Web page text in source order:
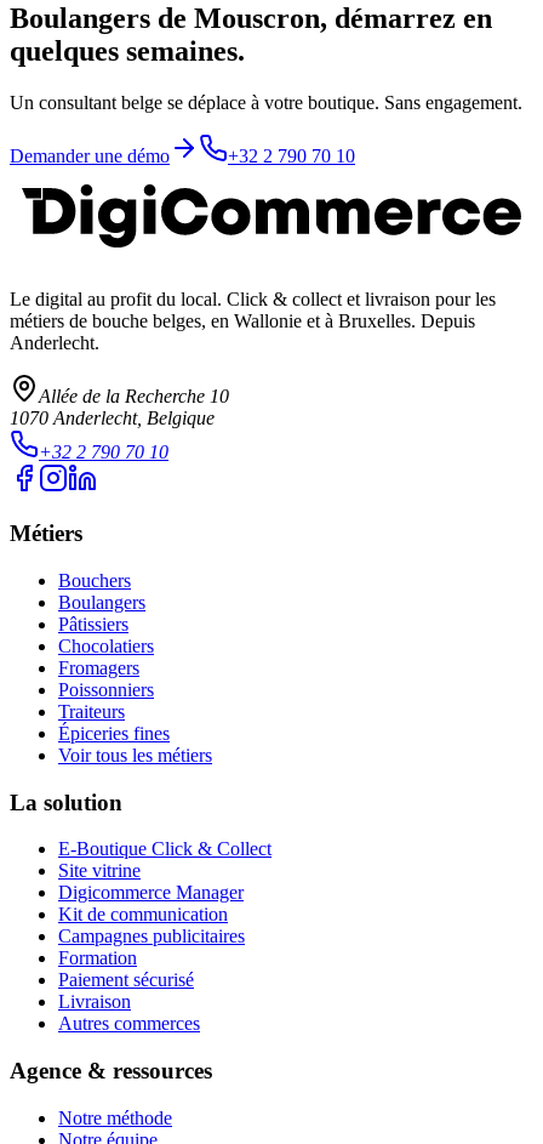
Boulangers de Mouscron, démarrez en
quelques semaines.
Un consultant belge se déplace à votre boutique. Sans engagement.
Demander une démo +32 2 790 70 10
Le digital au profit du local. Click & collect et livraison pour les
métiers de bouche belges, en Wallonie et à Bruxelles. Depuis
Anderlecht.
Allée de la Recherche 10
1070 Anderlecht, Belgique
+32 2 790 70 10
Métiers
Bouchers
Boulangers
Pâtissiers
Chocolatiers
Fromagers
Poissonniers
Traiteurs
Épiceries fines
Voir tous les métiers
La solution
E-Boutique Click & Collect
Site vitrine
Digicommerce Manager
Kit de communication
Campagnes publicitaires
Formation
Paiement sécurisé
Livraison
Autres commerces
Agence & ressources
Notre méthode
Notre équipe